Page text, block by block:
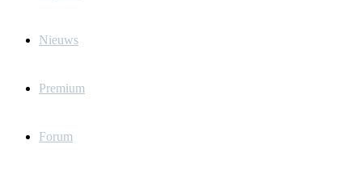
Nieuws
Premium
Forum